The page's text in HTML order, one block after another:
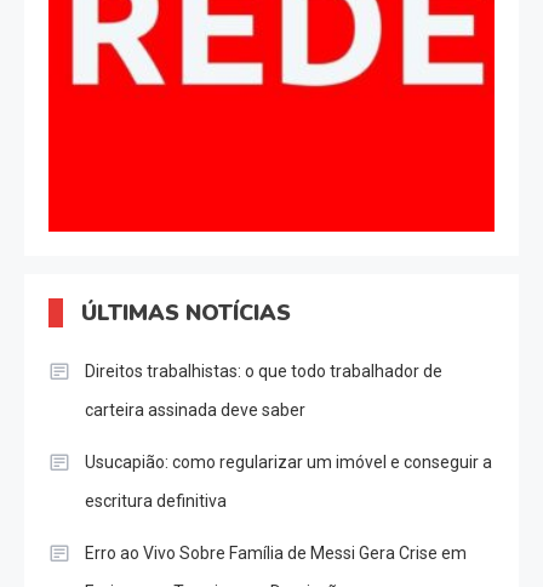
ÚLTIMAS NOTÍCIAS
Direitos trabalhistas: o que todo trabalhador de
carteira assinada deve saber
Usucapião: como regularizar um imóvel e conseguir a
escritura definitiva
Erro ao Vivo Sobre Família de Messi Gera Crise em